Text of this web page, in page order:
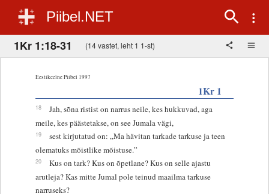
Piibel.NET
1Kr 1:18-31 (14 vastet, leht 1 1-st)
Eestikeelne Piibel 1997
1Kr 1
18
Jah, sõna ristist on narrus neile, kes hukkuvad, aga
meile, kes päästetakse, on see Jumala vägi,
19
sest kirjutatud on: „Ma hävitan tarkade tarkuse ja teen
olematuks mõistlike mõistuse.”
20
Kus on tark? Kus on õpetlane? Kus on selle ajastu
arutleja? Kas mitte Jumal pole teinud maailma tarkuse
narruseks?